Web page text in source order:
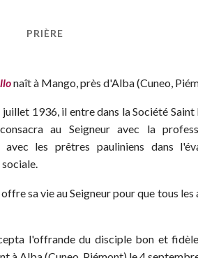
PRIÈRE
naît à Mango, près d'Alba (Cuneo,
juillet 1936, il entre dans la Société
au Seigneur avec la
avec les prêtres pauliniens dans
sa vie au Seigneur pour que tous
l'offrande du disciple bon et